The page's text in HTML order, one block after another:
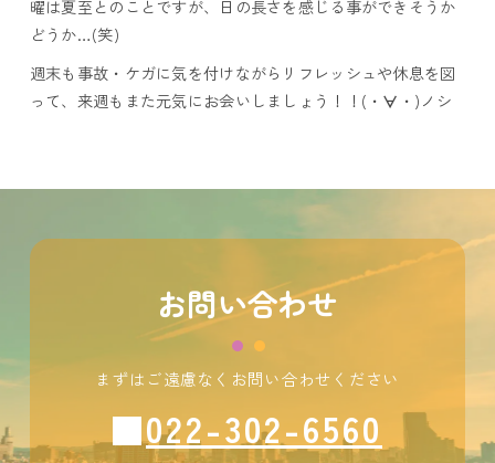
曜は夏至とのことですが、日の長さを感じる事ができそうか
どうか…(笑)
週末も事故・ケガに気を付けながらリフレッシュや休息を図
って、来週もまた元気にお会いしましょう！！(・ ∀ ・)ノシ
お問い合わせ
まずはご遠慮なくお問い合わせください
022-302-6560